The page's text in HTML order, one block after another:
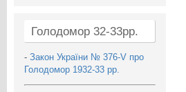
Голодомор 32-33рр.
- Закон України № 376-V про
Голодомор 1932-33 рр.